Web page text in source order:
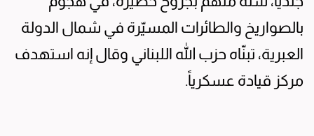
بالصواريخ والطائرات المسيّرة في شمال الدولة
العبرية، تبنّاه حزب الله اللبناني وقال إنه استهدف
مركز قيادة عسكرياً.